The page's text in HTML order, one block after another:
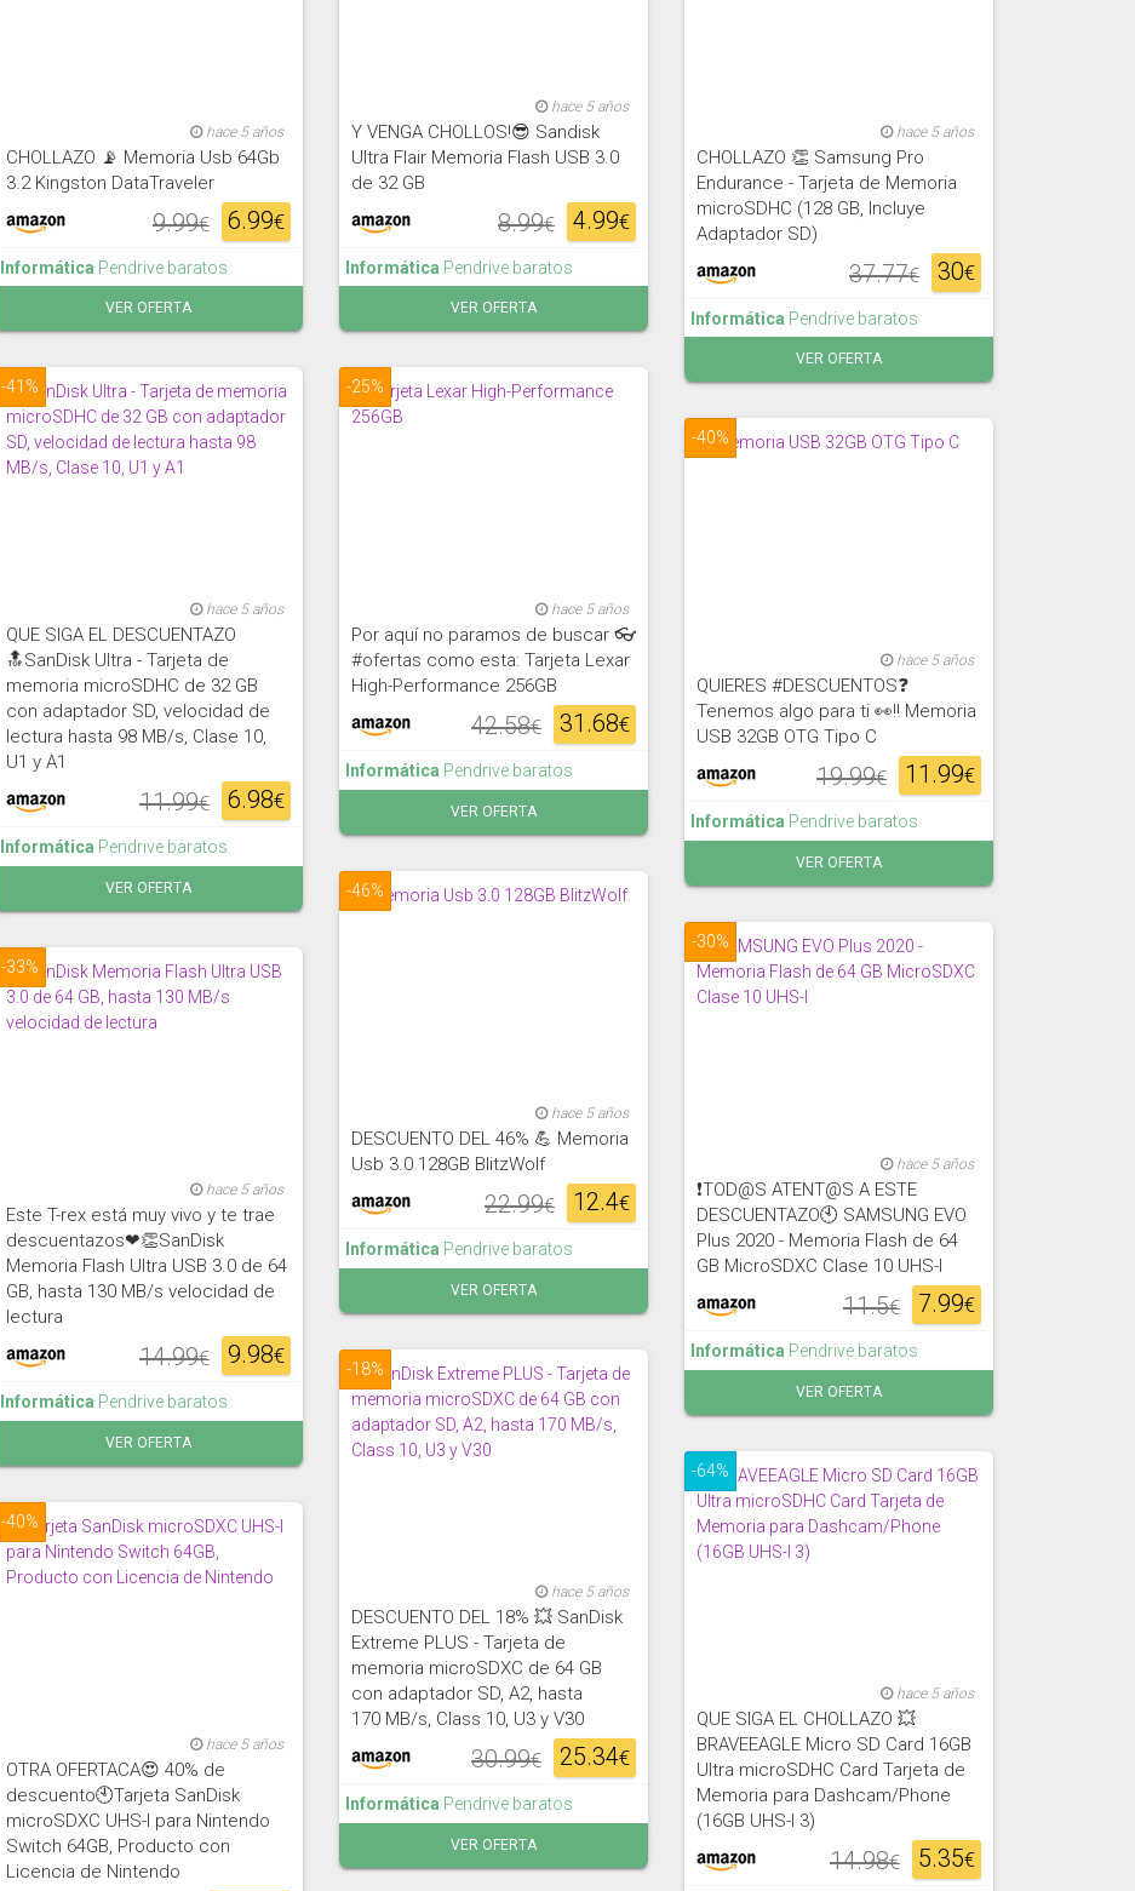
hace 5 años
Y VENGA CHOLLOS!😎 Sandisk
Ultra Flair Memoria Flash USB 3.0
de 32 GB
4.99€
8.99€
Informática Pendrive baratos
VER OFERTA
hace 5 años
CHOLLAZO 📡 Memoria Usb 64Gb
3.2 Kingston DataTraveler
6.99€
9.99€
Informática Pendrive baratos
VER OFERTA
hace 5 años
CHOLLAZO 👏 Samsung Pro
Endurance - Tarjeta de Memoria
microSDHC (128 GB, Incluye
Adaptador SD)
30€
37.77€
Informática Pendrive baratos
VER OFERTA
-41%
hace 5 años
QUE SIGA EL DESCUENTAZO
🔝SanDisk Ultra - Tarjeta de
memoria microSDHC de 32 GB
con adaptador SD, velocidad de
lectura hasta 98 MB/s, Clase 10,
U1 y A1
6.98€
11.99€
Informática Pendrive baratos
VER OFERTA
-25%
hace 5 años
Por aquí no paramos de buscar 👓
#ofertas como esta: Tarjeta Lexar
High-Performance 256GB
31.68€
42.58€
Informática Pendrive baratos
VER OFERTA
-40%
hace 5 años
QUIERES #DESCUENTOS❓
Tenemos algo para ti 👀‼ Memoria
USB 32GB OTG Tipo C
11.99€
19.99€
Informática Pendrive baratos
VER OFERTA
-46%
hace 5 años
DESCUENTO DEL 46% 💪 Memoria
Usb 3.0 128GB BlitzWolf
12.4€
22.99€
Informática Pendrive baratos
VER OFERTA
-30%
hace 5 años
❗TOD@S ATENT@S A ESTE
DESCUENTAZO🕙 SAMSUNG EVO
Plus 2020 - Memoria Flash de 64
GB MicroSDXC Clase 10 UHS-I
7.99€
11.5€
Informática Pendrive baratos
VER OFERTA
-33%
hace 5 años
Este T-rex está muy vivo y te trae
descuentazos❤👏SanDisk
Memoria Flash Ultra USB 3.0 de 64
GB, hasta 130 MB/s velocidad de
lectura
9.98€
14.99€
Informática Pendrive baratos
VER OFERTA
-18%
hace 5 años
DESCUENTO DEL 18% 💥 SanDisk
Extreme PLUS - Tarjeta de
memoria microSDXC de 64 GB
con adaptador SD, A2, hasta
170 MB/s, Class 10, U3 y V30
25.34€
30.99€
Informática Pendrive baratos
VER OFERTA
-64%
hace 5 años
QUE SIGA EL CHOLLAZO 💥
BRAVEEAGLE Micro SD Card 16GB
Ultra microSDHC Card Tarjeta de
Memoria para Dashcam/Phone
(16GB UHS-I 3)
5.35€
14.98€
-40%
hace 5 años
OTRA OFERTACA😍 40% de
descuento🕙Tarjeta SanDisk
microSDXC UHS-I para Nintendo
Switch 64GB, Producto con
Licencia de Nintendo